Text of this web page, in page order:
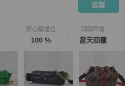
追蹤
安心購通過
100 %
聊聊回覆
當天回覆